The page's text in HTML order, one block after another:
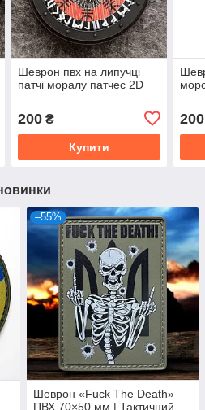
Шеврон пвх на липучці
патчі моралу патчес 2D
200₴
Купити
200
–55%
Шеврон «Fuck The Death»
ПВХ 70×50 мм | Тактичний